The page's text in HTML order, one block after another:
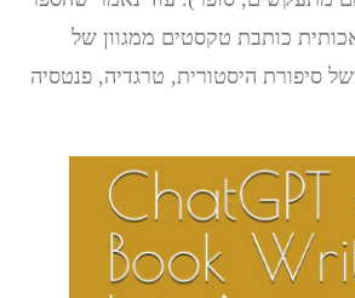
כותבת טקסטים ממגוון של
סיפורת היסטורית, טרגדיה, פנטסיה